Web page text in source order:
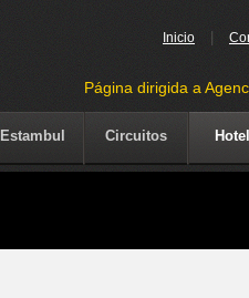
Inicio
Página dirigida a
Estambul Circuitos